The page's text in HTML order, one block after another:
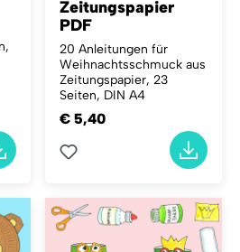
Zeitungspapier
PDF
20 Anleitungen für
Weihnachtsschmuck aus
Zeitungspapier, 23
Seiten, DIN A4
€ 5,40